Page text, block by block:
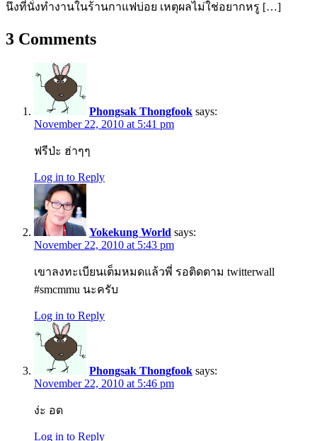
นึงที่นั่งทำงานในร้านกาแฟบ่อย เหตุผลไม่ใช่อยากหรู […]
3 Comments
Phongsak Thongfook says:
November 22, 2010 at 5:41 pm
ฟรีป่ะ ฮ่าๆๆ
Log in to Reply
Yokekung World says:
November 22, 2010 at 5:43 pm
เขาลงทะเบียนเต็มหมดแล้วพี่ รอติดตาม twitterwall
#smcmmu นะครับ
Log in to Reply
Phongsak Thongfook says:
November 22, 2010 at 5:46 pm
ง่ะ อด
Log in to Reply